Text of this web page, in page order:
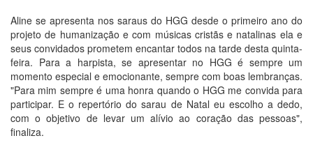
Aline se apresenta nos saraus do HGG desde o primeiro ano do
projeto de humanização e com músicas cristãs e natalinas ela e
seus convidados prometem encantar todos na tarde desta quinta-
feira. Para a harpista, se apresentar no HGG é sempre um
momento especial e emocionante, sempre com boas lembranças.
"Para mim sempre é uma honra quando o HGG me convida para
participar. E o repertório do sarau de Natal eu escolho a dedo,
com o objetivo de levar um alívio ao coração das pessoas",
finaliza.